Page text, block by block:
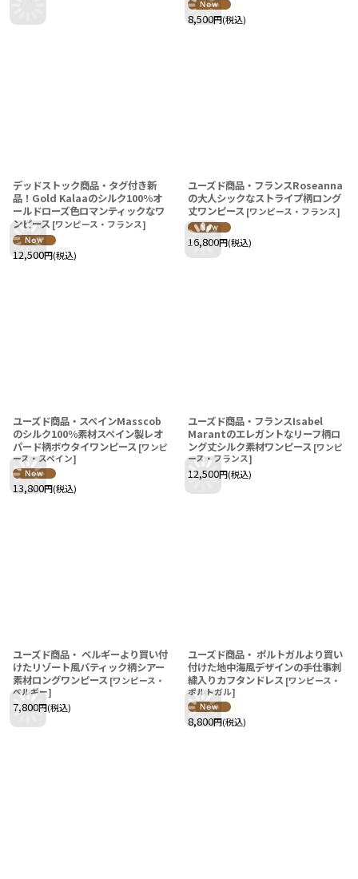
8,500円(税込)
デッドストック商品・タグ付き新
品！Gold Kalaaのシルク100％オ
ールドローズ色ロマンティックなワ
ンピース [ワンピース・フランス]
12,500円(税込)
ユーズド商品・フランスRoseanna
の大人シックなストライプ柄ロング
丈ワンピース [ワンピース・フランス]
16,800円(税込)
ユーズド商品・スペインMasscob
のシルク100％素材スペイン製レオ
パード柄ボウタイワンピース [ワンピ
ース・スペイン]
13,800円(税込)
ユーズド商品・フランスIsabel
Marantのエレガントなリーフ柄ロ
ング丈シルク素材ワンピース [ワンピ
ース・フランス]
12,500円(税込)
ユーズド商品・ ベルギーより買い付
けたリゾート風バティック柄シアー
素材ロングワンピース [ワンピース・
ベルギー]
7,800円(税込)
ユーズド商品・ ポルトガルより買い
付けた地中海風デザインの手仕事刺
繍入りカフタンドレス [ワンピース・
ポルトガル]
8,800円(税込)